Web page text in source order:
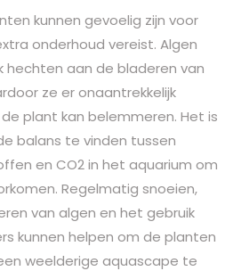
kunnen gevoelig zijn voor
onderhoud vereist. Algen
hechten aan de bladeren van
ze er onaantrekkelijk
plant kan belemmeren. Het is
balans te vinden tussen
en CO2 in het aquarium om
Regelmatig snoeien,
van algen en het gebruik
kunnen helpen om de planten
weelderige aquascape te